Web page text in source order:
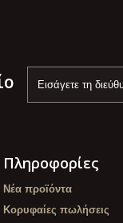
Πληροφορίες
Νέα προϊόντα
Κορυφαίες πωλήσεις